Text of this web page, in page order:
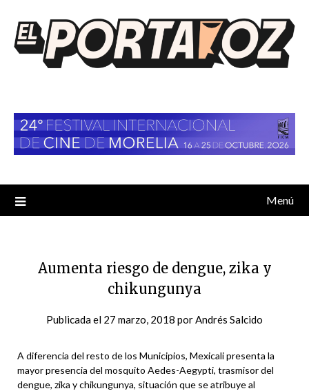
contenido
Menú
Aumenta riesgo de dengue, zika y
chikungunya
Publicada el 27 marzo, 2018 porAndrés Salcido
A diferencia del resto de los Municipios, Mexicali presenta la
mayor presencia del mosquito Aedes-Aegypti, trasmisor del
dengue, zika y chikungunya, situación que se atribuye al